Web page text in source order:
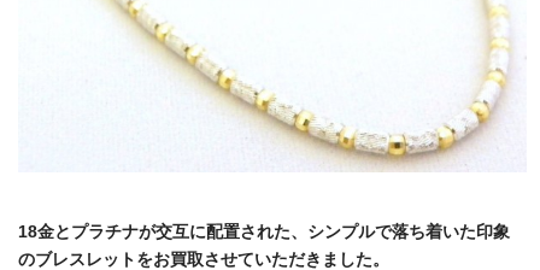
18金とプラチナが交互に配置された、シンプルで落ち着いた印象
のブレスレットをお買取させていただきました。